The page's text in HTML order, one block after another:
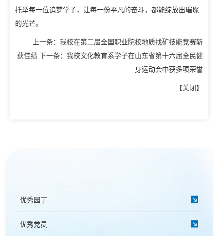
托举每一位追梦学子，让每一份平凡的奋斗，都能绽放出璀璨
的光芒。
上一条： 我校在第二届全国职业院校地质找矿技能竞赛斩
获佳绩下一条： 我校文化教育系学子在山东省第十六届全民健
身运动会中获多项荣誉
【关闭】
优秀园丁
优秀党员